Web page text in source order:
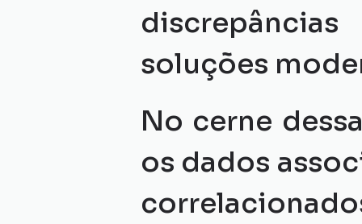
soluções
No cerne
os dados